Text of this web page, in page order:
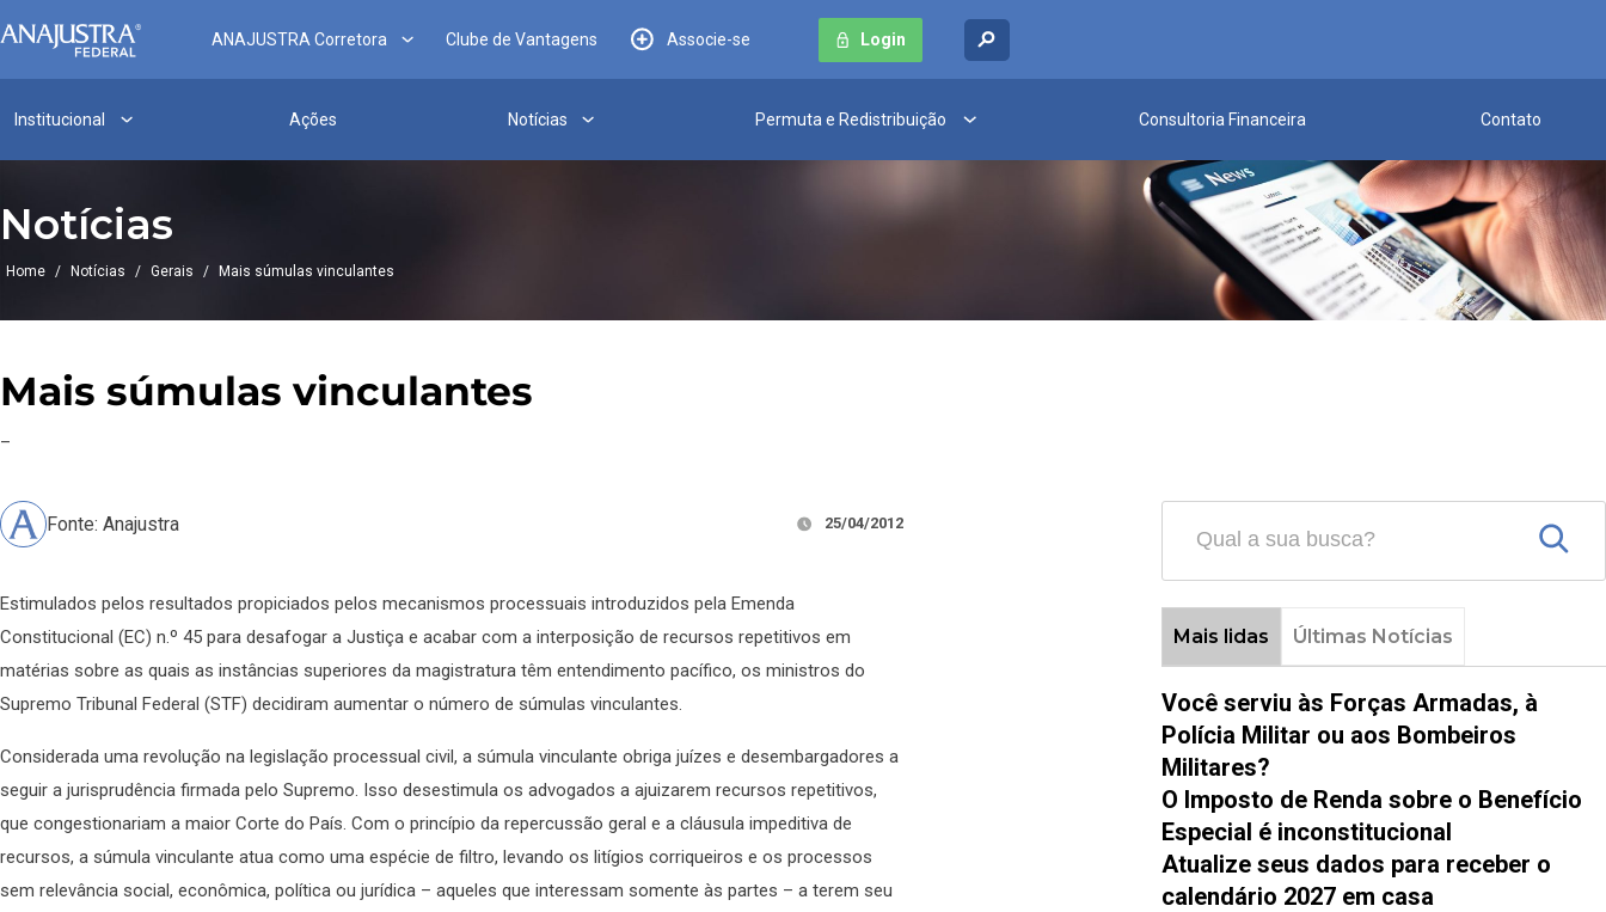
ANAJUSTRA Corretora Clube de Vantagens Associe-se Login
Institucional Ações Notícias Permuta e Redistribuição Consultoria Financeira Contato
Notícias
Home / Notícias / Gerais / Mais súmulas vinculantes
Mais súmulas vinculantes
–
Fonte: Anajustra 25/04/2012
Estimulados pelos resultados propiciados pelos mecanismos processuais introduzidos pela Emenda
Constitucional (EC) n.º 45 para desafogar a Justiça e acabar com a interposição de recursos repetitivos em
matérias sobre as quais as instâncias superiores da magistratura têm entendimento pacífico, os ministros do
Supremo Tribunal Federal (STF) decidiram aumentar o número de súmulas vinculantes.
Considerada uma revolução na legislação processual civil, a súmula vinculante obriga juízes e desembargadores a
seguir a jurisprudência firmada pelo Supremo. Isso desestimula os advogados a ajuizarem recursos repetitivos,
que congestionariam a maior Corte do País. Com o princípio da repercussão geral e a cláusula impeditiva de
recursos, a súmula vinculante atua como uma espécie de filtro, levando os litígios corriqueiros e os processos
sem relevância social, econômica, política ou jurídica – aqueles que interessam somente às partes – a terem seu
Mais lidas Últimas Notícias
Você serviu às Forças Armadas, à
Polícia Militar ou aos Bombeiros
Militares?
O Imposto de Renda sobre o Benefício
Especial é inconstitucional
Atualize seus dados para receber o
calendário 2027 em casa